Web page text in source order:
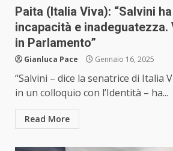
Paita (Italia Viva): “Salvini
incapacità e inadeguatezza.
in Parlamento”
Gianluca Pace Gennaio 16, 2025
“Salvini – dice la senatrice di Italia
in un colloquio con l’Identità – ha...
Read More